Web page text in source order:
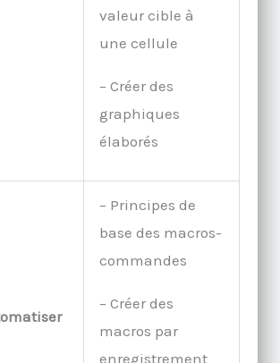
valeur cible à
une cellule
– Créer des
graphiques
élaborés
– Principes de
base des macros-
commandes
– Créer des
macros par
enregistrement